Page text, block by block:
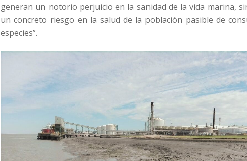
generan un notorio perjuicio en la sanidad de la vida marina,
un concreto riesgo en la salud de la población pasible de
especies”.